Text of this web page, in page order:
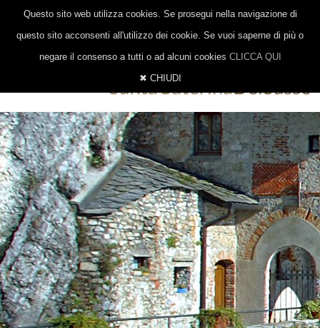
0332 647014 | 328 8377206 |
INFO@EREMOSANTACATERINA.IT
ITALIANO
INGLESE TEDESCO
Questo sito web utilizza cookies. Se prosegui nella navigazione di
questo sito acconsenti all'utilizzo dei cookie. Se vuoi saperne di più o
negare il consenso a tutti o ad alcuni cookies CLICCA QUI
✖ CHIUDI